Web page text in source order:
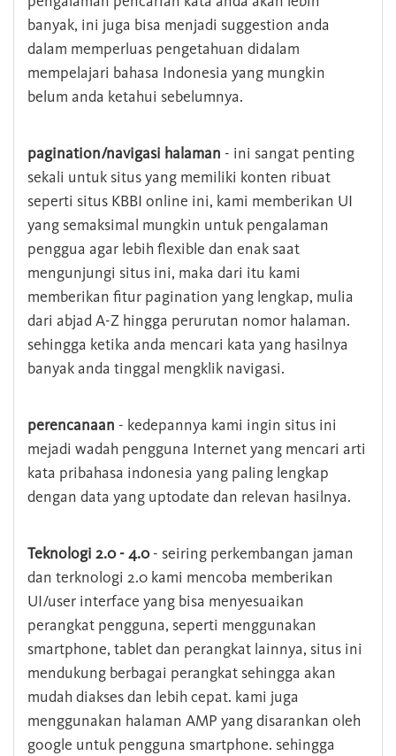
banyak, ini juga bisa menjadi suggestion anda
dalam memperluas pengetahuan didalam
mempelajari bahasa Indonesia yang mungkin
belum anda ketahui sebelumnya.
pagination/navigasi halaman - ini sangat penting
sekali untuk situs yang memiliki konten ribuat
seperti situs KBBI online ini, kami memberikan UI
yang semaksimal mungkin untuk pengalaman
penggua agar lebih flexible dan enak saat
mengunjungi situs ini, maka dari itu kami
memberikan fitur pagination yang lengkap, mulia
dari abjad A-Z hingga perurutan nomor halaman.
sehingga ketika anda mencari kata yang hasilnya
banyak anda tinggal mengklik navigasi.
perencanaan - kedepannya kami ingin situs ini
mejadi wadah pengguna Internet yang mencari arti
kata pribahasa indonesia yang paling lengkap
dengan data yang uptodate dan relevan hasilnya.
Teknologi 2.0 - 4.0- seiring perkembangan jaman
dan terknologi 2.0 kami mencoba memberikan
UI/user interface yang bisa menyesuaikan
perangkat pengguna, seperti menggunakan
smartphone, tablet dan perangkat lainnya, situs ini
mendukung berbagai perangkat sehingga akan
mudah diakses dan lebih cepat. kami juga
menggunakan halaman AMP yang disarankan oleh
google untuk pengguna smartphone. sehingga